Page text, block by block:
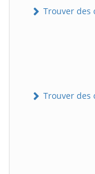
Trouver des
Trouver des